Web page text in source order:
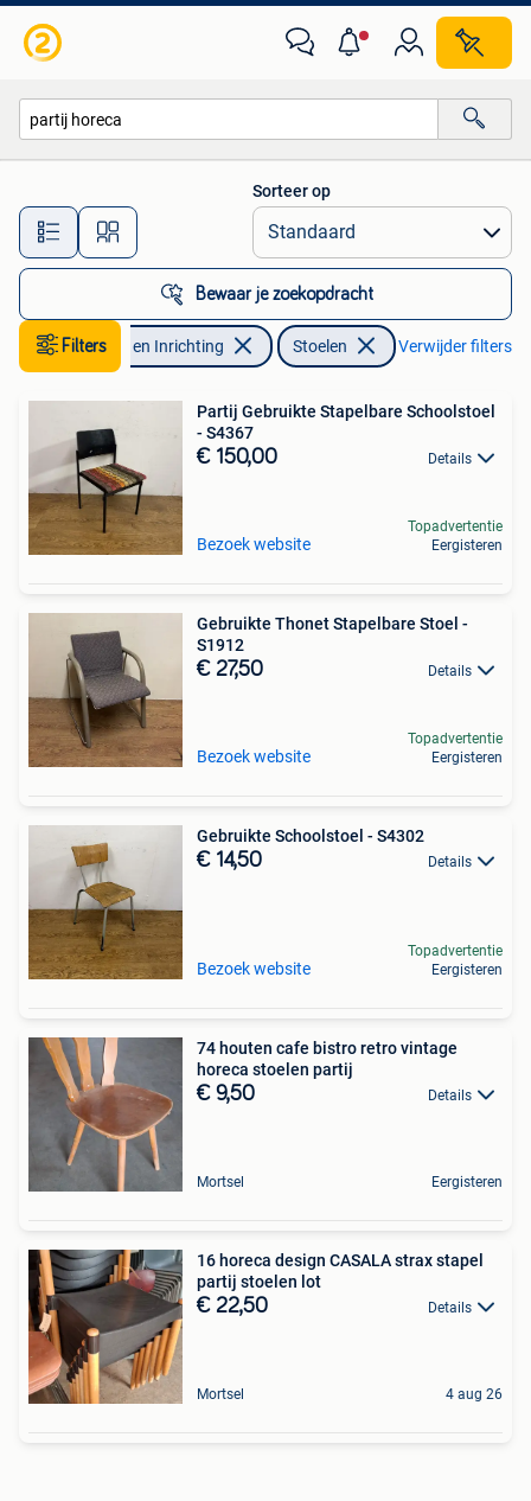
Alle afstanden…
Sorteer op
Bewaar je zoekopdracht
FiltersHuis en Inrichting Stoelen Verwijder filters
Partij Gebruikte Stapelbare Schoolstoel
- S4367
€ 150,00 Details
Bezoek website
Topadvertentie
Eergisteren
Gebruikte Thonet Stapelbare Stoel -
S1912
€ 27,50 Details
Bezoek website
Topadvertentie
Eergisteren
Gebruikte Schoolstoel - S4302
€ 14,50 Details
Bezoek website
Topadvertentie
Eergisteren
74 houten cafe bistro retro vintage
horeca stoelen partij
€ 9,50 Details
Mortsel Eergisteren
16 horeca design CASALA strax stapel
partij stoelen lot
€ 22,50 Details
Mortsel 4 aug 26